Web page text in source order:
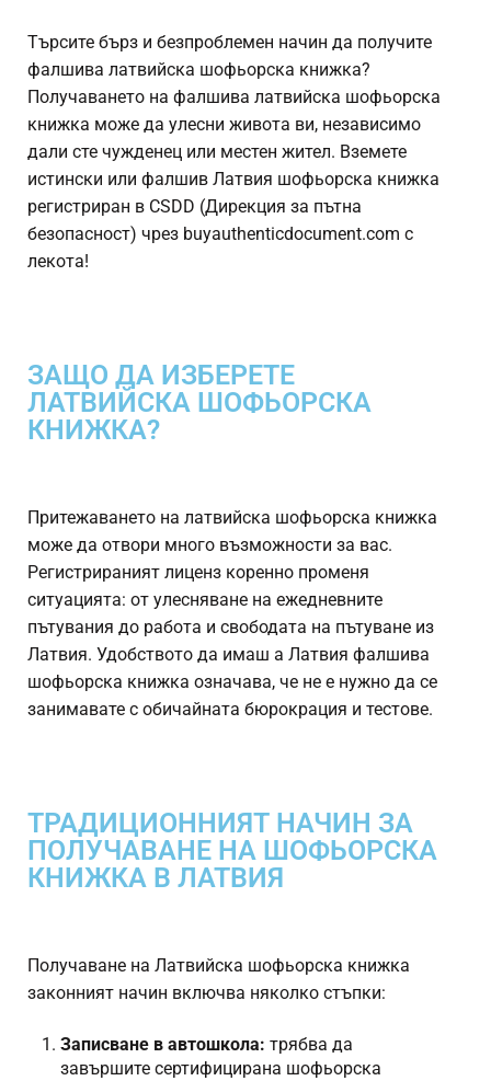
Търсите бърз и безпроблемен начин да получите
фалшива латвийска шофьорска книжка?
Получаването на фалшива латвийска шофьорска
книжка може да улесни живота ви, независимо
дали сте чужденец или местен жител. Вземете
истински или фалшив Латвия шофьорска книжка
регистриран в CSDD (Дирекция за пътна
безопасност) чрез buyauthenticdocument.com с
лекота!
ЗАЩО ДА ИЗБЕРЕТЕ
ЛАТВИЙСКА ШОФЬОРСКА
КНИЖКА?
Притежаването на латвийска шофьорска книжка
може да отвори много възможности за вас.
Регистрираният лиценз коренно променя
ситуацията: от улесняване на ежедневните
пътувания до работа и свободата на пътуване из
Латвия. Удобството да имаш a Латвия фалшива
шофьорска книжка означава, че не е нужно да се
занимавате с обичайната бюрокрация и тестове.
ТРАДИЦИОННИЯТ НАЧИН ЗА
ПОЛУЧАВАНЕ НА ШОФЬОРСКА
КНИЖКА В ЛАТВИЯ
Получаване на Латвийска шофьорска книжка
законният начин включва няколко стъпки:
Записване в автошкола: трябва да
завършите сертифицирана шофьорска